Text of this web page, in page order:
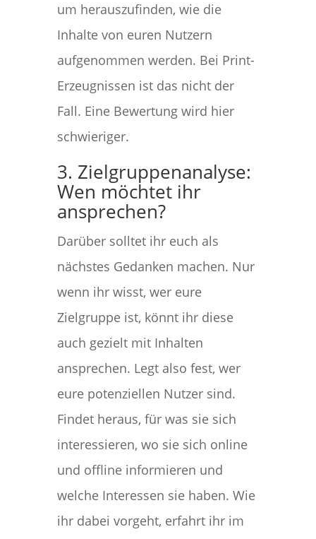
um herauszufinden, wie die
Inhalte von euren Nutzern
aufgenommen werden. Bei Print-
Erzeugnissen ist das nicht der
Fall. Eine Bewertung wird hier
schwieriger.
3. Zielgruppenanalyse:
Wen möchtet ihr
ansprechen?
Darüber solltet ihr euch als
nächstes Gedanken machen. Nur
wenn ihr wisst, wer eure
Zielgruppe ist, könnt ihr diese
auch gezielt mit Inhalten
ansprechen. Legt also fest, wer
eure potenziellen Nutzer sind.
Findet heraus, für was sie sich
interessieren, wo sie sich online
und offline informieren und
welche Interessen sie haben. Wie
ihr dabei vorgeht, erfahrt ihr im